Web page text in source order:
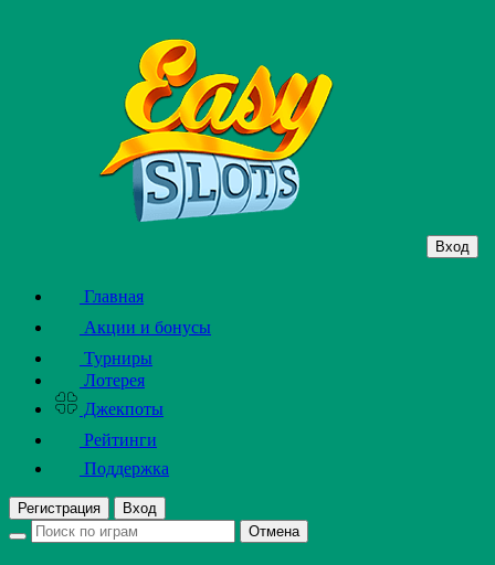
Вход
Главная
Акции и бонусы
Турниры
Лотерея
Джекпоты
Рейтинги
Поддержка
Регистрация
Вход
Отмена